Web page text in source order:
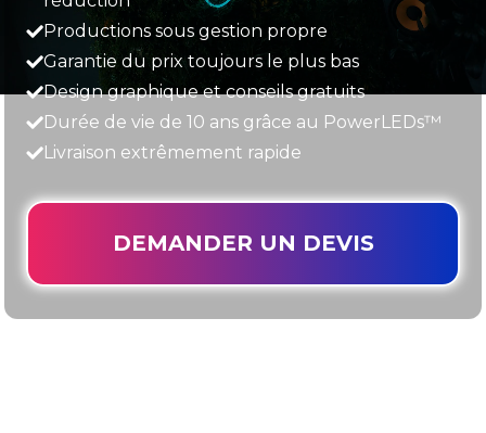
Productions sous gestion propre
Garantie du prix toujours le plus bas
Design graphique et conseils gratuits
Durée de vie de 10 ans grâce au PowerLEDs™
Livraison extrêmement rapide
DEMANDER UN DEVIS